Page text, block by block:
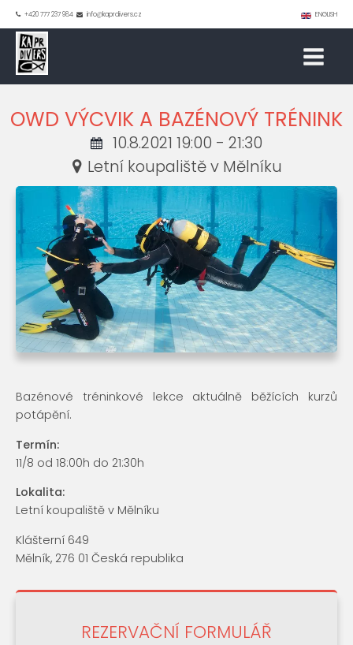
+420 777 237 984 info@kaprdivers.cz ENGLISH
OWD VÝCVIK A BAZÉNOVÝ TRÉNINK
10.8.2021 19:00 - 21:30
Letní koupaliště v Mělníku
Bazénové tréninkové lekce aktuálně běžících kurzů
potápění.
Termín:
11/8 od 18:00h do 21:30h
Lokalita:
Letní koupaliště v Mělníku
Klášterní 649
Mělník, 276 01 Česká republika
REZERVAČNÍ FORMULÁŘ